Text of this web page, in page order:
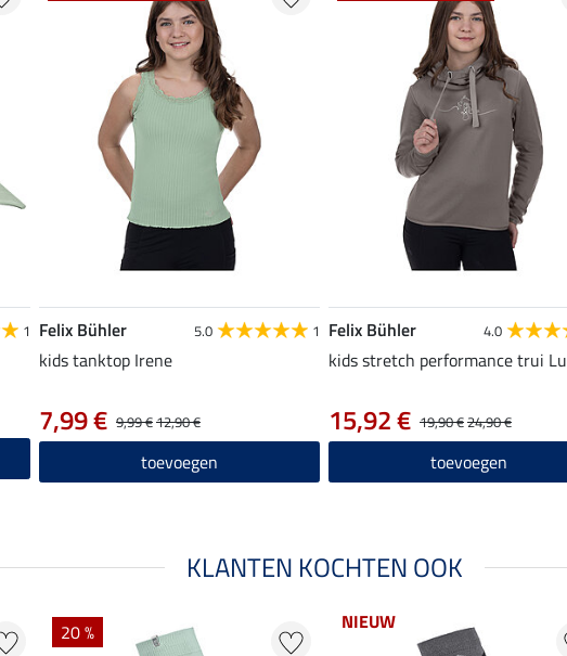
1 Felix Bühler 5.0 1
kids tanktop Irene
9,99 €12,90 €
7,99 €
toevoegen
Felix Bühler 4.0
kids stretch performance trui
19,90 €24,90 €
15,92 €
toevoegen
KLANTEN KOCHTEN OOK
20 % NIEUW